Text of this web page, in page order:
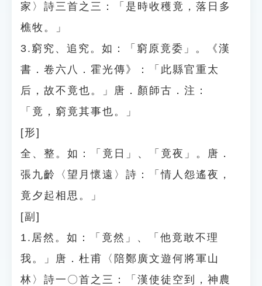
家〉詩三首之三：「是時收穫竟，落日多
樵牧。」
3.窮究、追究。如：「窮原竟委」。《漢
書．卷六八．霍光傳》：「此縣官重太
后，故不竟也。」唐．顏師古．注：
「竟，窮竟其事也。」
[形]
全、整。如：「竟日」、「竟夜」。唐．
張九齡〈望月懷遠〉詩：「情人怨遙夜，
竟夕起相思。」
[副]
1.居然。如：「竟然」、「他竟敢不理
我。」唐．杜甫〈陪鄭廣文遊何將軍山
林〉詩一〇首之三：「漢使徒空到，神農